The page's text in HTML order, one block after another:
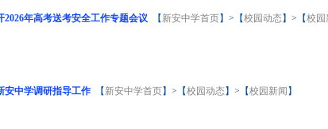
年高考送考安全工作专题会议 【 新安中学首页】>【校园动态 】>【校园
中学调研指导工作 【 新安中学首页】>【校园动态 】>【校园新闻 】